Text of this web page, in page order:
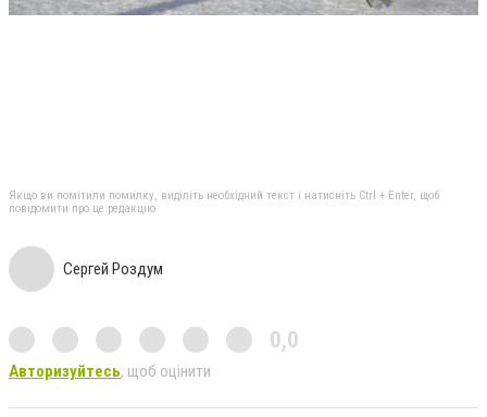
Якщо ви помітили помилку, виділіть необхідний текст і натисніть Ctrl + Enter, щоб
повідомити про це редакцію
Сергей Роздум
0,0
Авторизуйтесь, щоб оцінити